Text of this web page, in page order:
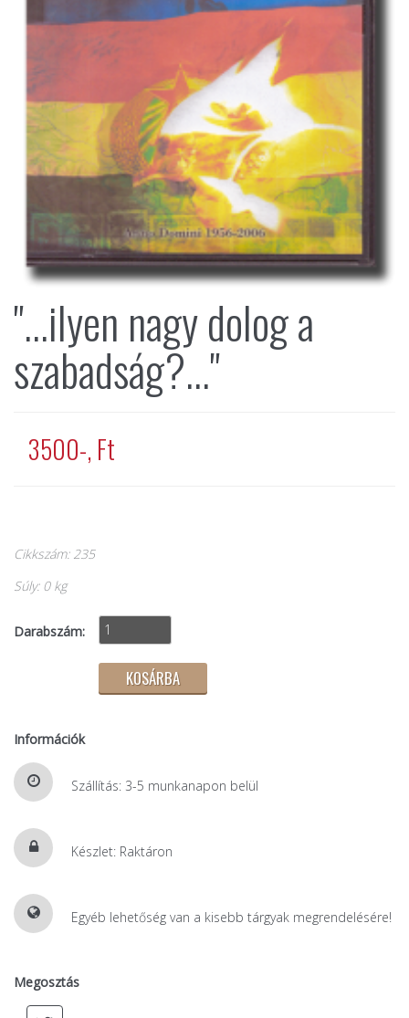
"...ilyen nagy dolog a
szabadság?..."
3500-, Ft
Cikkszám: 235
Súly: 0 kg
Darabszám:
Információk
Szállítás: 3-5 munkanapon belül
Készlet: Raktáron
Egyéb lehetőség van a kisebb tárgyak megrendelésére!
Megosztás